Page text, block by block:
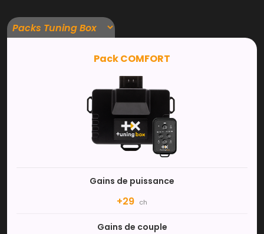
Pack COMFORT
Gains de puissance
+29 ch
Gains de couple